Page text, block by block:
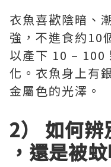
衣魚喜歡陰暗、
強，不進食約10
以產下 10 – 100
化。衣魚身上有
金屬色的光澤。
2） 如何辨
，還是被